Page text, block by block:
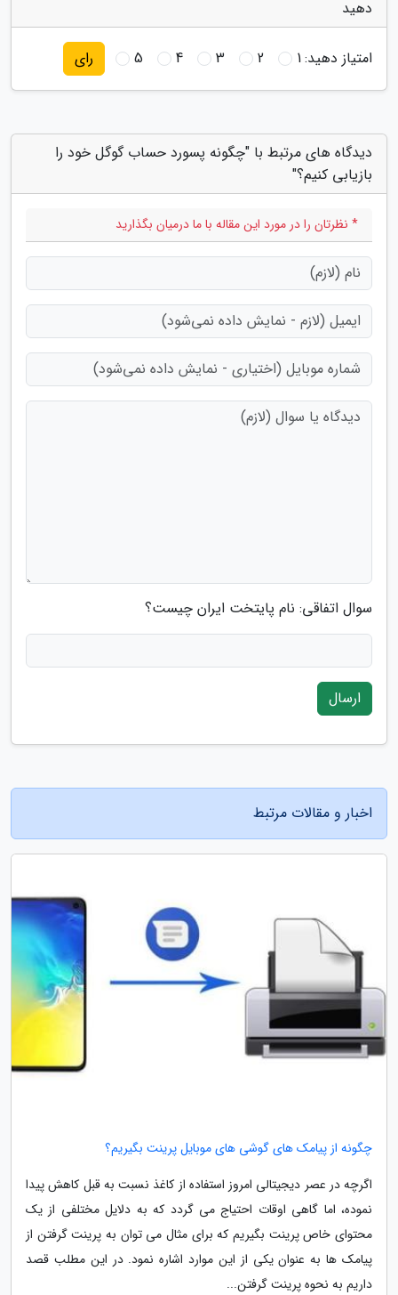
دهید
امتیاز دهید:1
2
3
4
5 رای
دیدگاه های مرتبط با "چگونه پسورد حساب گوگل خود را
بازیابی کنیم؟"
* نظرتان را در مورد این مقاله با ما درمیان بگذارید
سوال اتفاقی: نام پایتخت ایران چیست؟
ارسال
اخبار و مقالات مرتبط
چگونه از پیامک های گوشی های موبایل پرینت بگیریم؟
اگرچه در عصر دیجیتالی امروز استفاده از کاغذ نسبت به قبل کاهش پیدا
نموده، اما گاهی اوقات احتیاج می گردد که به دلایل مختلفی از یک
محتوای خاص پرینت بگیریم که برای مثال می توان به پرینت گرفتن از
پیامک ها به عنوان یکی از این موارد اشاره نمود. در این مطلب قصد
داریم به نحوه پرینت گرفتن...